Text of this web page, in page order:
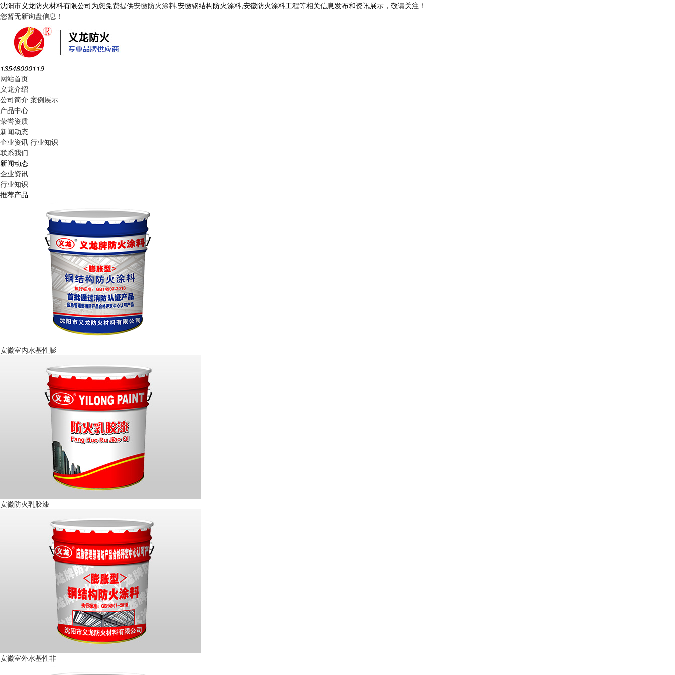
沈阳市义龙防火材料有限公司为您免费提供安徽防火涂料,安徽钢结构防火涂料,安徽防火涂料工程等相关信息发布和资讯展示，敬请关注！
您暂无新询盘信息！
13548000119
网站首页
义龙介绍
公司简介 案例展示
产品中心
荣誉资质
新闻动态
企业资讯 行业知识
联系我们
新闻动态
企业资讯
行业知识
推荐产品
安徽室内水基性膨
安徽防火乳胶漆
安徽室外水基性非